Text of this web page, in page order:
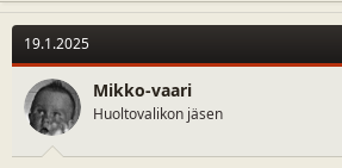
c
t
i
o
n
s
:
19.1.2025
Mikko-vaari
Huoltovalikon jäsen